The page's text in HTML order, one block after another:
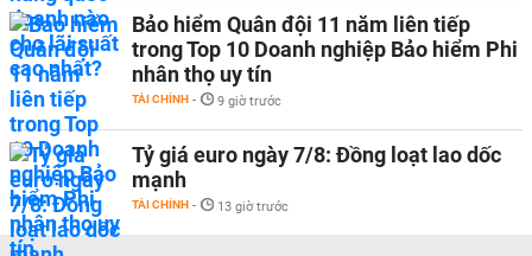
Bảo hiểm Quân đội 11 năm liên tiếp
trong Top 10 Doanh nghiệp Bảo hiểm Phi
nhân thọ uy tín
TÀI CHÍNH - 9 giờ trước
Tỷ giá euro ngày 7/8: Đồng loạt lao dốc
mạnh
TÀI CHÍNH - 13 giờ trước